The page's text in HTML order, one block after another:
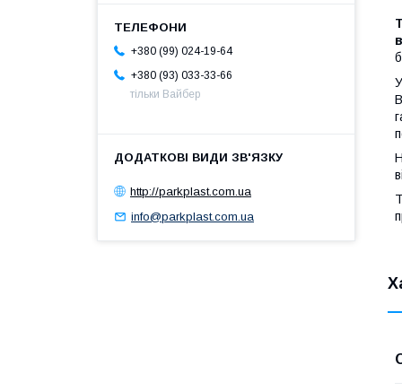
+380 (99) 024-19-64
+380 (93) 033-33-66
тільки Вайбер
http://parkplast.com.ua
info@parkplast.com.ua